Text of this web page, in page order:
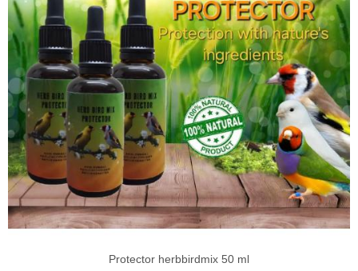
Protector herbbirdmix 50 ml